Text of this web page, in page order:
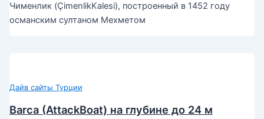
Чименлик (ÇimenlikKalesi), построенный в 1452 году
османским султаном Мехметом
Дайв сайты Турции
Barca (AttackBoat) на глубине до 24 м